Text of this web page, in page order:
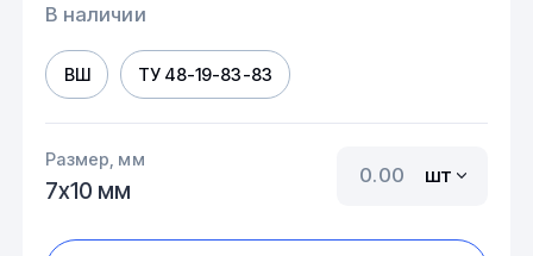
В наличии
ВШ ТУ 48-19-83-83
Размер, мм
7х10 мм
шт